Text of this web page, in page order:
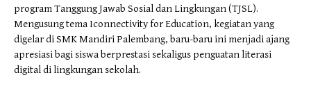
program Tanggung Jawab Sosial dan Lingkungan (TJSL).
Mengusung tema Iconnectivity for Education, kegiatan yang
digelar di SMK Mandiri Palembang, baru-baru ini menjadi ajang
apresiasi bagi siswa berprestasi sekaligus penguatan literasi
digital di lingkungan sekolah.